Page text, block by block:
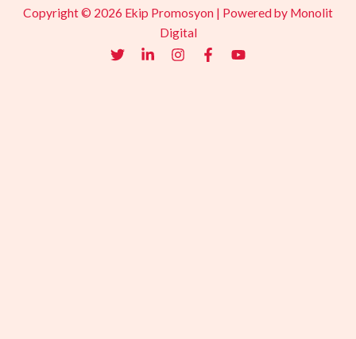
Copyright © 2026 Ekip Promosyon | Powered by Monolit
Digital